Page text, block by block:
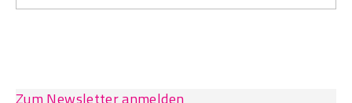
Zum Newsletter anmelden